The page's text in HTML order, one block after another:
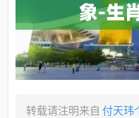
转载请注明来自 付天玮